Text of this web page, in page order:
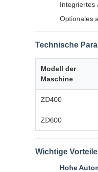
Integriertes
Optionales
Technische
Modell der
Maschine
ZD400
ZD600
Wichtige Vorteile
Hohe